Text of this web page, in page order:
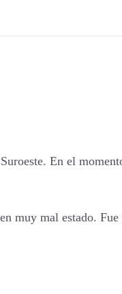
En el
muy mal estado.